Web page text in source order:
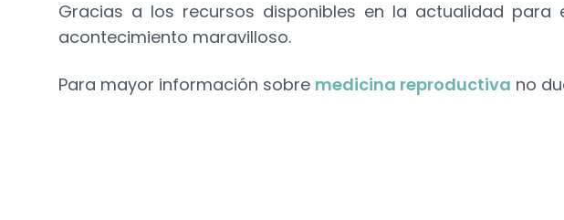
Gracias a los recursos disponibles en la actualidad
acontecimiento maravilloso.
Para mayor información sobre medicina reproductiva no